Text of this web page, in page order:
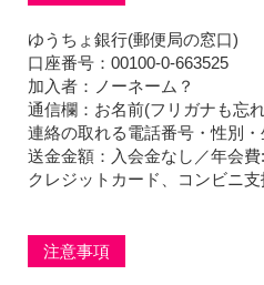
ゆうちょ銀行(郵便局の窓口)
口座番号：00100-0-663525
加入者：ノーネーム？
通信欄：お名前(フリガナも忘
連絡の取れる電話番号・性別
送金金額：入会金なし／年会費
クレジットカード、コンビニ
注意事項